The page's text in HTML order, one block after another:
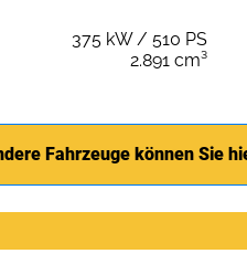
375 kW / 510 PS
2.891 cm³
Fahrzeuge können Sie